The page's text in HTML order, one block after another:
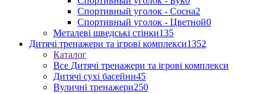
Спортивный уголок - Сосна2
Спортивный уголок - Цветной0
Металеві шведські стінки135
Дитячі тренажери та ігрові комплекси1352
Каталог
Все Дитячі тренажери та ігрові комплекси
Дитячі сухі басейни45
Вуличні тренажери250